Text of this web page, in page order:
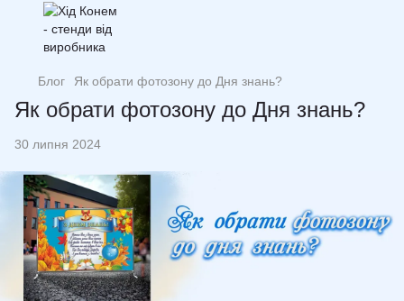
Блог Як обрати фотозону до Дня знань?
Як обрати фотозону до Дня знань?
30 липня 2024